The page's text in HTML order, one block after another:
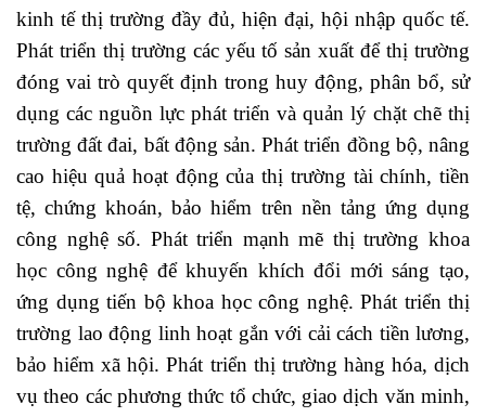
kinh tế thị trường đầy đủ, hiện đại, hội nhập quốc tế.
Phát triển thị trường các yếu tố sản xuất để thị trường
đóng vai trò quyết định trong huy động, phân bổ, sử
dụng các nguồn lực phát triển và quản lý chặt chẽ thị
trường đất đai, bất động sản. Phát triển đồng bộ, nâng
cao hiệu quả hoạt động của thị trường tài chính, tiền
tệ, chứng khoán, bảo hiểm trên nền tảng ứng dụng
công nghệ số. Phát triển mạnh mẽ thị trường khoa
học công nghệ để khuyến khích đổi mới sáng tạo,
ứng dụng tiến bộ khoa học công nghệ. Phát triển thị
trường lao động linh hoạt gắn với cải cách tiền lương,
bảo hiểm xã hội. Phát triển thị trường hàng hóa, dịch
vụ theo các phương thức tổ chức, giao dịch văn minh,